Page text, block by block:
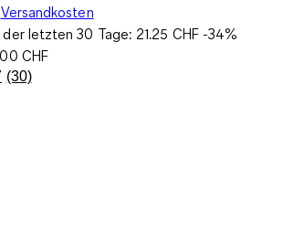
Versandkosten
letzten 30 Tage: 21.25 CHF-34%
CHF
30
(30)